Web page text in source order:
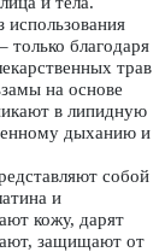
только благодаря
трав
на основе
в липидную
дыханию и
собой
и
кожу, дарят
защищают от